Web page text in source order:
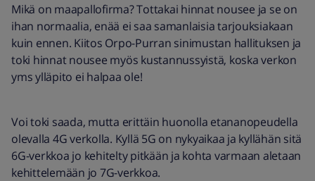
Mikä on maapallofirma? Tottakai hinnat nousee ja se on
ihan normaalia, enää ei saa samanlaisia tarjouksiakaan
kuin ennen. Kiitos Orpo-Purran sinimustan hallituksen ja
toki hinnat nousee myös kustannussyistä, koska verkon
yms ylläpito ei halpaa ole!
Voi toki saada, mutta erittäin huonolla etananopeudella
olevalla 4G verkolla. Kyllä 5G on nykyaikaa ja kyllähän sitä
6G-verkkoa jo kehitelty pitkään ja kohta varmaan aletaan
kehittelemään jo 7G-verkkoa.